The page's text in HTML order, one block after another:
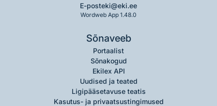
E-posteki@eki.ee
Wordweb App 1.48.0
Sõnaveeb
Portaalist
Sõnakogud
Ekilex API
Uudised ja teated
Ligipääsetavuse teatis
Kasutus- ja privaatsustingimused